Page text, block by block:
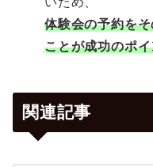
体験会の予約を
ことが成功のポ
関連記事